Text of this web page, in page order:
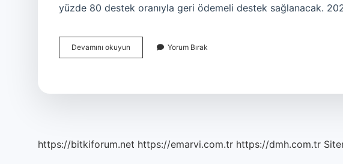
yüzde 80 destek oranıyla geri ödemeli destek sağlanacak.
Devamını okuyun Teşvikler
Için
Yorum Bırak
https://bitkiforum.net https://emarvi.com.tr https://dmh.com.tr